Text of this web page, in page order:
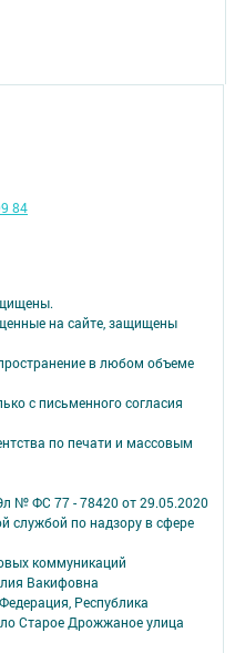
на сайте, защищены
в любом объеме
с письменного согласия
по печати и массовым
№ ФС 77 - 78420 от 29.05.2020
службой по надзору в сфере
коммуникаций
Вакифовна
Республика
Старое Дрожжаное улица
84